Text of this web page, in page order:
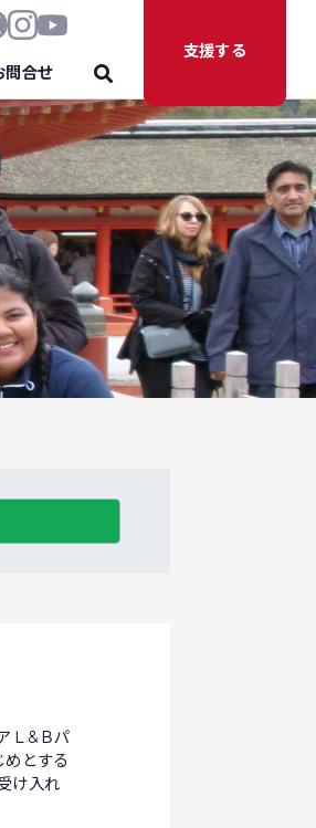
問合せ
支援する
Ｌ&Ｂパ
とする
け入れ